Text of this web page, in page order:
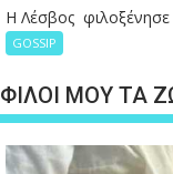
Η Λέσβος φιλοξένησε
GOSSIP
ΦΙΛΟΙ ΜΟΥ ΤΑ